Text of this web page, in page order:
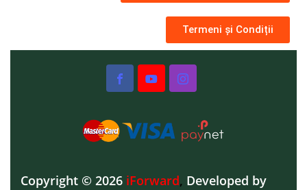
Termeni și Condiții
Copyright © 2026 iForward, Developed by